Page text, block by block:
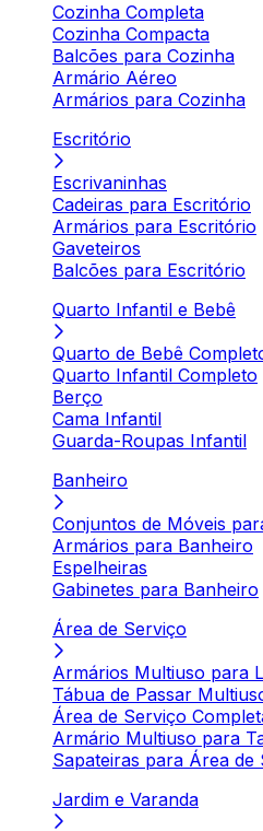
Cozinha Completa
Cozinha Compacta
Balcões para Cozinha
Armário Aéreo
Armários para Cozinha
Escritório
Escrivaninhas
Cadeiras para Escritório
Armários para Escritório
Gaveteiros
Balcões para Escritório
Quarto Infantil e Bebê
Quarto de Bebê
Quarto Infantil Completo
Berço
Cama Infantil
Guarda-Roupas Infantil
Banheiro
Conjuntos de Móveis
Armários para Banheiro
Espelheiras
Gabinetes para Banheiro
Área de Serviço
Armários Multiuso para
Tábua de Passar
Área de Serviço
Armário Multiuso para
Sapateiras para Área de
Jardim e Varanda